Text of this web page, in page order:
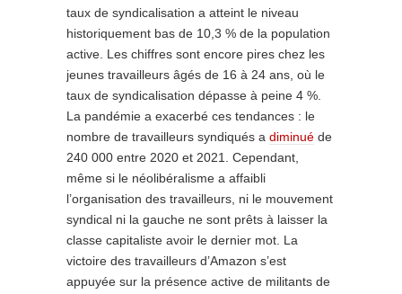
taux de syndicalisation a atteint le niveau
historiquement bas de 10,3 % de la population
active. Les chiffres sont encore pires chez les
jeunes travailleurs âgés de 16 à 24 ans, où le
taux de syndicalisation dépasse à peine 4 %.
La pandémie a exacerbé ces tendances : le
nombre de travailleurs syndiqués a diminué de
240 000 entre 2020 et 2021. Cependant,
même si le néolibéralisme a affaibli
l’organisation des travailleurs, ni le mouvement
syndical ni la gauche ne sont prêts à laisser la
classe capitaliste avoir le dernier mot. La
victoire des travailleurs d’Amazon s’est
appuyée sur la présence active de militants de